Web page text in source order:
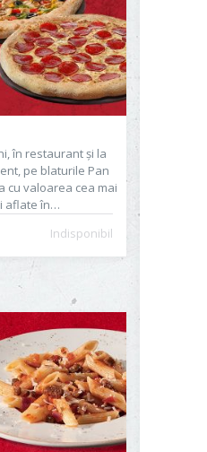
în restaurant și la
pe blaturile Pan
cu valoarea cea mai
aflate în
Indisponibil